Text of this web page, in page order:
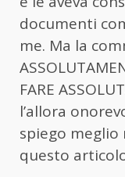
documenti
me. Ma la
FARE
l’allora
spiego meglio
questo